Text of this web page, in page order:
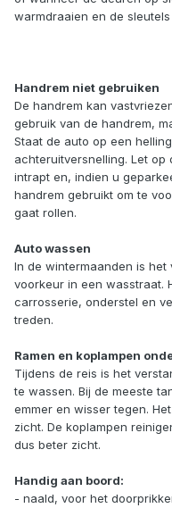
warmdraaien en de
Handrem niet gebruiken
De handrem kan
gebruik van de handrem,
Staat de auto op een
achteruitversnelling. Let
intrapt en, indien u
handrem gebruikt om te
gaat rollen.
Auto wassen
In de wintermaanden is
voorkeur in een wasstraat.
carrosserie, onderstel en
treden.
Ramen en koplampen
Tijdens de reis is het
te wassen. Bij de meeste
emmer en wisser tegen.
zicht. De koplampen
dus beter zicht.
Handig aan boord:
- naald, voor het